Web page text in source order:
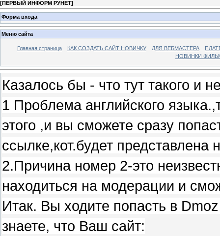
[ПЕРВЫЙ ИНФОРМ РУНЕТ]
Форма входа
Меню сайта
Главная страница КАК СОЗДАТЬ САЙТ НОВИЧКУ ДЛЯ ВЕБМАСТЕРА
НОВИНКИ
Казалось бы - что тут такого и
1 Проблема английского
этого ,и вы сможете сразу
ссылке,кот.будет представлена
2.Причина номер 2-это
находиться на модерации и
Итак. Вы ходите попасть в
знаете, что Ваш сайт: